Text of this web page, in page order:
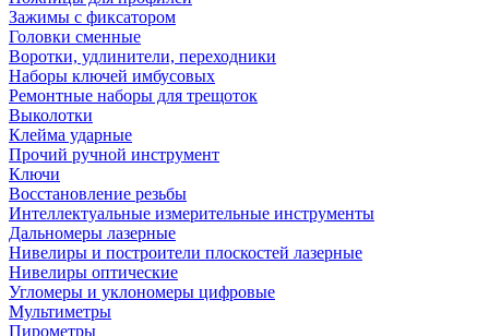
Зажимы с фиксатором
Головки сменные
Воротки, удлинители, переходники
Наборы ключей имбусовых
Ремонтные наборы для трещоток
Выколотки
Клейма ударные
Прочий ручной инструмент
Ключи
Восстановление резьбы
Интеллектуальные измерительные инструменты
Дальномеры лазерные
Нивелиры и построители плоскостей лазерные
Нивелиры оптические
Угломеры и уклономеры цифровые
Мультиметры
Пирометры